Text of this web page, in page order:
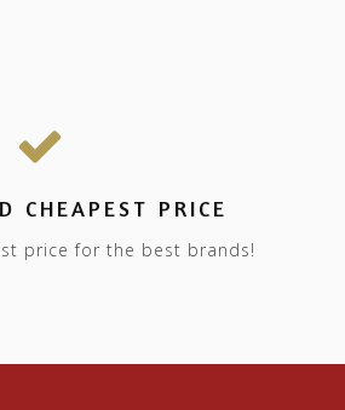
CHEAPEST PRICE
price for the best brands!